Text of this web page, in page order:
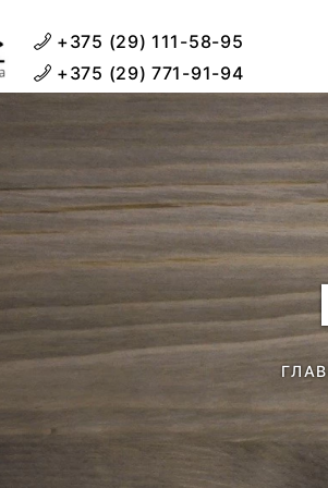
+375 (29) 111-58-95
+375 (29) 771-91-94